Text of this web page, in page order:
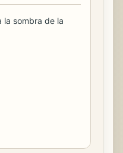
la sombra de la